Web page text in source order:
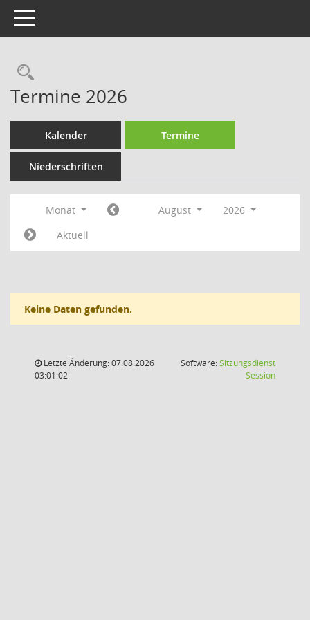
Toggle navigation
Rechercheauswahl
Termine 2026
Kalender Termine
Niederschriften
Monat August
2026
Aktuell
Keine Daten gefunden.
Letzte Änderung: 07.08.2026
03:01:02
Software:Sitzungsdienst
Session(Wird in